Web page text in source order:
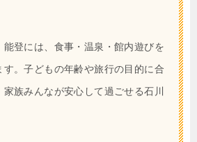
登には、食事・温泉・館内遊びを
。子どもの年齢や旅行の目的に合
族みんなが安心して過ごせる石川